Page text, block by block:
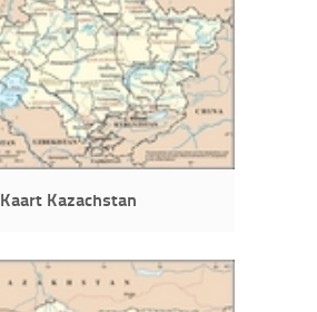
Kaart Kazachstan